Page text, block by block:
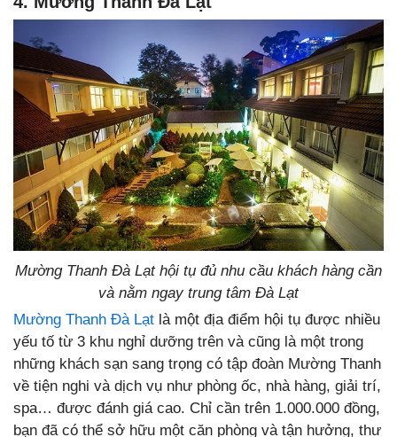
Mường Thanh Đà Lạt hội tụ đủ nhu cầu khách hàng cần
và nằm ngay trung tâm Đà Lạt
Mường Thanh Đà Lạt là một địa điểm hội tụ được nhiều
yếu tố từ 3 khu nghỉ dưỡng trên và cũng là một trong
những khách sạn sang trọng có tập đoàn Mường Thanh
về tiện nghi và dịch vụ như phòng ốc, nhà hàng, giải trí,
spa… được đánh giá cao. Chỉ cần trên 1.000.000 đồng,
bạn đã có thể sở hữu một căn phòng và tận hưởng, thư